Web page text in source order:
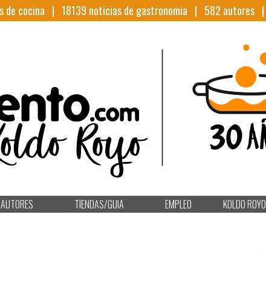
de cocina | 18139 noticias de gastronomia | 582 autores |
AUTORES TIENDAS/GUIA EMPLEO KOLDO ROYO